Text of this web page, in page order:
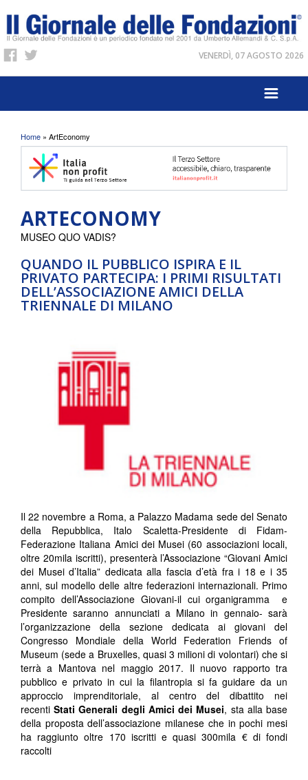
VENERDÌ, 07 AGOSTO 2026
Tu sei qui
Home » ArtEconomy
ARTECONOMY
QUANDO IL PUBBLICO ISPIRA E IL
PRIVATO PARTECIPA: I PRIMI RISULTATI
DELL’ASSOCIAZIONE AMICI DELLA
TRIENNALE DI MILANO
MUSEO QUO VADIS?
Il 22 novembre a Roma, a Palazzo Madama sede del Senato
della Repubblica, Italo Scaletta-Presidente di Fidam-
Federazione Italiana Amici dei Musei (60 associazioni locali,
oltre 20mila iscritti), presenterà l’Associazione “Giovani Amici
dei Musei d’Italia” dedicata alla fascia d’età fra i 18 e i 35
anni, sul modello delle altre federazioni internazionali. Primo
compito dell’Associazione Giovani-il cui organigramma e
Presidente saranno annunciati a Milano in gennaio- sarà
l’organizzazione della sezione dedicata ai giovani del
Congresso Mondiale della World Federation Friends of
Museum (sede a Bruxelles, quasi 3 milioni di volontari) che si
terrà a Mantova nel maggio 2017. Il nuovo rapporto tra
pubblico e privato in cui la filantropia si fa guidare da un
approccio imprenditoriale, al centro del dibattito nei
recentiStati Generali degli Amici dei Musei, sta alla base
della proposta dell’associazione milanese che in pochi mesi
ha raggiunto oltre 170 iscritti e quasi 300mila € di fondi
raccolti